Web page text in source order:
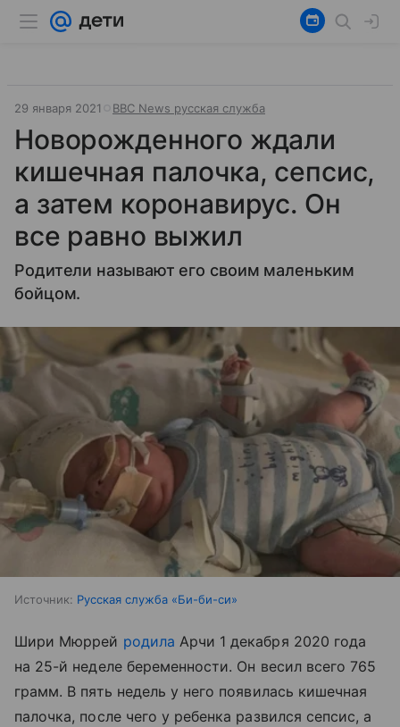
29 января 2021 ВВС News русская служба
Новорожденного ждали
кишечная палочка, сепсис,
а затем коронавирус. Он
все равно выжил
Родители называют его своим маленьким
бойцом.
Источник: Русская служба «Би-би-си»
Шири Мюррей родила Арчи 1 декабря 2020 года
на 25-й неделе беременности. Он весил всего 765
грамм. В пять недель у него появилась кишечная
палочка, после чего у ребенка развился сепсис, а